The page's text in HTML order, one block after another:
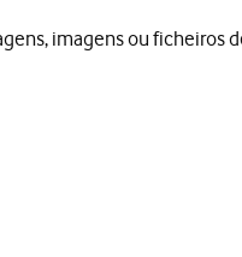
imagens ou ficheiros